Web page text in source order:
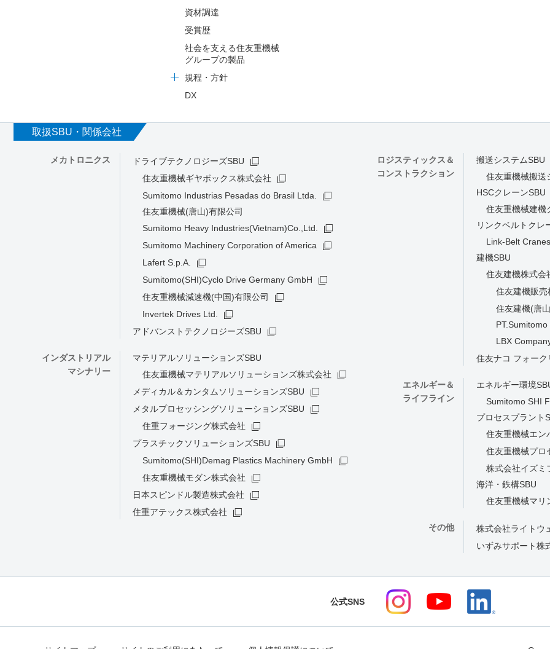
資材調達
受賞歴
社会を支える住友重機械
グループの製品
規程・方針
DX
取扱SBU・関係会社
メカトロニクス
ドライブテクノロジーズSBU
住友重機械ギヤボックス株式会社
Sumitomo Industrias Pesadas do Brasil Ltda.
住友重機械(唐山)有限公司
Sumitomo Heavy Industries(Vietnam)Co.,Ltd.
Sumitomo Machinery Corporation of America
Lafert S.p.A.
Sumitomo(SHI)Cyclo Drive Germany GmbH
住友重機械減速機(中国)有限公司
Invertek Drives Ltd.
アドバンストテクノロジーズSBU
インダストリアル
マシナリー
マテリアルソリューションズSBU
住友重機械マテリアルソリューションズ株式会社
メディカル＆カンタムソリューションズSBU
メタルプロセッシングソリューションズSBU
住重フォージング株式会社
プラスチックソリューションズSBU
Sumitomo(SHI)Demag Plastics Machinery GmbH
住友重機械モダン株式会社
日本スピンドル製造株式会社
住重アテックス株式会社
ロジスティックス＆
コンストラクション
搬送システムSBU
住友重機械搬送
HSCクレーンSBU
住友重機械建機
リンクベルトクレ
Link-Belt Cranes
建機SBU
住友建機株式会
住友建機販売
住友建機(唐
LBX
住友ナコ フォー
エネルギー＆
ライフライン
エネルギー環境
Sumitomo SHI
プロセスプラント
住友重機械エン
住友重機械プロ
株式会社イズミ
海洋・鉄構SBU
住友重機械マリ
その他
株式会社ライトウ
いずみサポート株
公式SNS